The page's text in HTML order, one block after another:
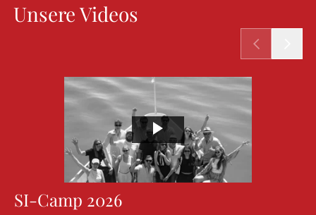
Unsere Videos
SI-Camp 2026